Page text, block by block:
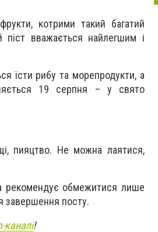
котрими такий багатий
вважається найлегшим і
їсти рибу та морепродукти, а
19 серпня – у свято
пияцтво. Не можна лаятися,
рекомендує обмежитися лише
завершення посту.
каналі!